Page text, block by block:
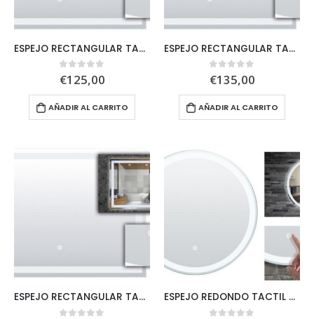
ESPEJO RECTANGULAR TACTIL CON LUZ LED
0out of 5
€125,00
AÑADIR AL CARRITO
ESPEJO RECTANGULAR TACTIL CON LUZ LED
0out of 5
€135,00
AÑADIR AL CARRITO
ESPEJO RECTANGULAR TACTIL CON LUZ LED ESPEJO REDONDO TACTIL CON LUZ LED